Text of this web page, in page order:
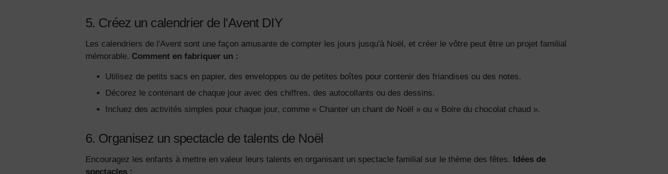
5. Créez un calendrier de l'Avent DIY
Les calendriers de l'Avent sont une façon amusante de compter les jours jusqu'à Noël, et créer le vôtre peut être un projet familial
mémorable. Comment en fabriquer un :
Utilisez de petits sacs en papier, des enveloppes ou de petites boîtes pour contenir des friandises ou des notes.
Décorez le contenant de chaque jour avec des chiffres, des autocollants ou des dessins.
Incluez des activités simples pour chaque jour, comme « Chanter un chant de Noël » ou « Boire du chocolat chaud ».
6. Organisez un spectacle de talents de Noël
Encouragez les enfants à mettre en valeur leurs talents en organisant un spectacle familial sur le thème des fêtes.
Idées de
spectacles :